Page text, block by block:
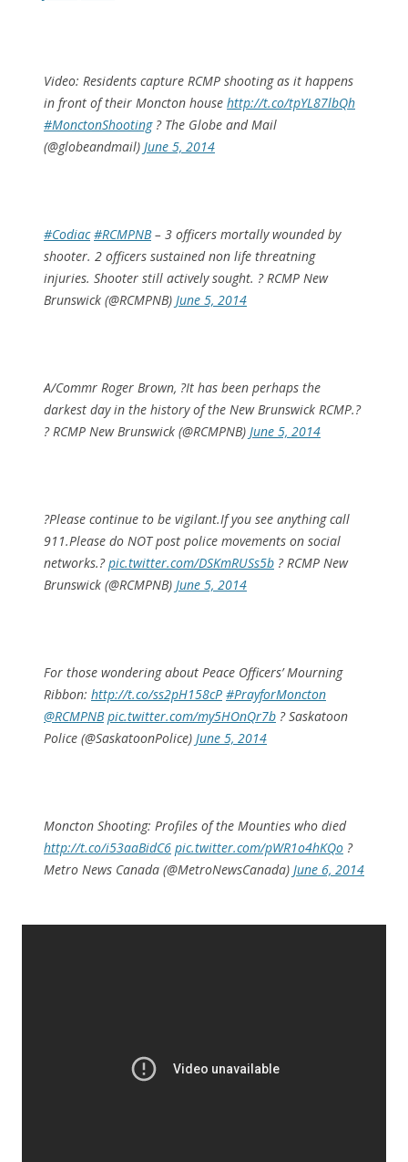
Video: Residents capture RCMP shooting as it happens
in front of their Moncton house http://t.co/tpYL87lbQh
#MonctonShooting? The Globe and Mail
(@globeandmail) June 5, 2014
#Codiac #RCMPNB– 3 officers mortally wounded by
shooter. 2 officers sustained non life threatning
injuries. Shooter still actively sought. ? RCMP New
Brunswick (@RCMPNB) June 5, 2014
A/Commr Roger Brown, ?It has been perhaps the
darkest day in the history of the New Brunswick RCMP.?
? RCMP New Brunswick (@RCMPNB) June 5, 2014
?Please continue to be vigilant.If you see anything call
911.Please do NOT post police movements on social
networks.?pic.twitter.com/DSKmRUSs5b ? RCMP New
Brunswick (@RCMPNB) June 5, 2014
For those wondering about Peace Officers’ Mourning
Ribbon: http://t.co/ss2pH158cP #PrayforMoncton
@RCMPNB pic.twitter.com/my5HOnQr7b ? Saskatoon
Police (@SaskatoonPolice) June 5, 2014
Moncton Shooting: Profiles of the Mounties who died
http://t.co/i53aaBidC6 pic.twitter.com/pWR1o4hKQo ?
Metro News Canada (@MetroNewsCanada) June 6, 2014